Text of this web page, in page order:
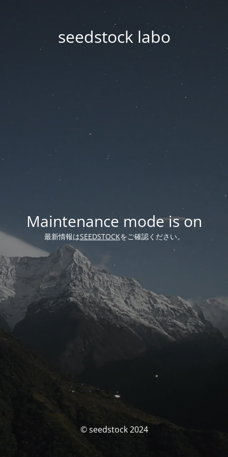
seedstock labo
Maintenance mode is on
最新情報はSEEDSTOCKをご確認ください。
© seedstock 2024